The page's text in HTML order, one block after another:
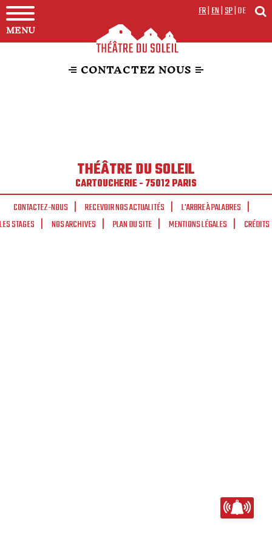
MENU
FR|EN|SP|DE
CONTACTEZ NOUS
THÉÂTRE DU SOLEIL
CARTOUCHERIE - 75012 PARIS
CONTACTEZ-NOUS
RECEVOIR NOS ACTUALITÉS
L'ARBRE À PALABRES
LES STAGES
NOS ARCHIVES PLAN DU SITE MENTIONS LÉGALES CRÉDITS